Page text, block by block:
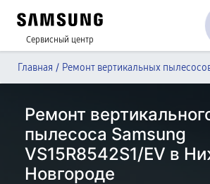
Сервисный центр
Главная / Ремонт вертикальных
Ремонт
пылесоса Samsung
VS15R8542S1/EV в
Новгороде